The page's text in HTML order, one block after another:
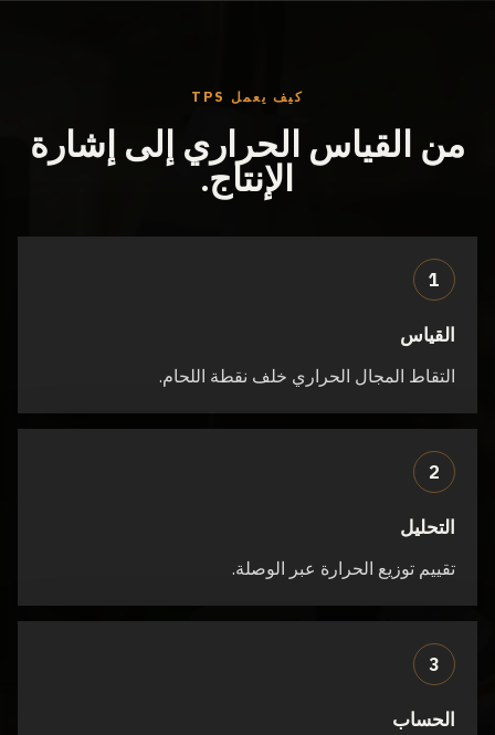
كيف يعمل TPS
من القياس الحراري إلى إشارة
الإنتاج.
1
القياس
التقاط المجال الحراري خلف نقطة اللحام.
2
التحليل
تقييم توزيع الحرارة عبر الوصلة.
3
الحساب